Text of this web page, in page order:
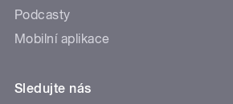
Podcasty
Mobilní aplikace
Sledujte nás